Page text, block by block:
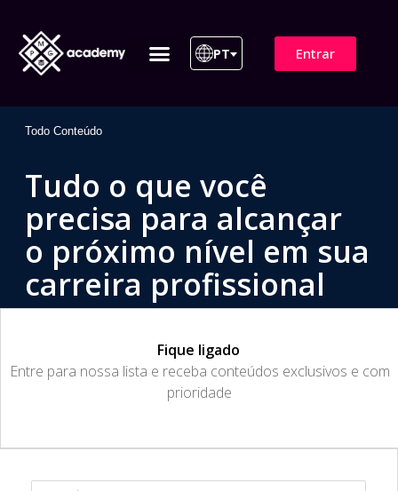
PT Entrar
Todo Conteúdo
Tudo o que você
precisa para alcançar
o próximo nível em sua
carreira profissional
Fique ligado
​Entre para nossa lista e receba conteúdos exclusivos e com
prioridade